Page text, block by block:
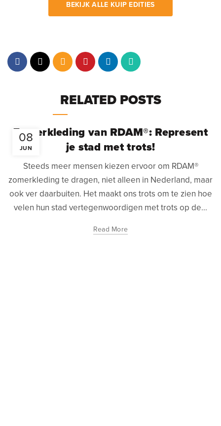
BEKIJK ALLE KUIP EDITIES
RELATED POSTS
08
JUN
Zomerkleding van RDAM®: Represent
je stad met trots!
Steeds meer mensen kiezen ervoor om RDAM®
zomerkleding te dragen, niet alleen in Nederland, maar
ook ver daarbuiten. Het maakt ons trots om te zien hoe
velen hun stad vertegenwoordigen met trots op de...
Read More